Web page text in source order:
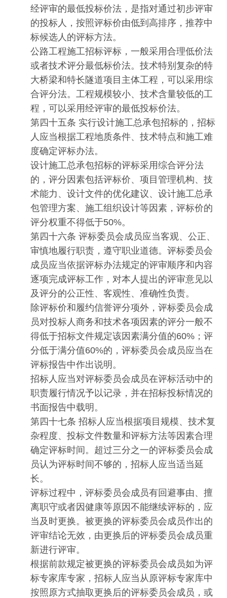
经评审的最低投标价法，是指对通过初步评审
的投标人，按照评标价由低到高排序，推荐中
标候选人的评标方法。
公路工程施工招标评标，一般采用合理低价法
或者技术评分最低标价法。技术特别复杂的特
大桥梁和特长隧道项目主体工程，可以采用综
合评分法。工程规模较小、技术含量较低的工
程，可以采用经评审的最低投标价法。
第四十五条 实行设计施工总承包招标的，招标
人应当根据工程地质条件、技术特点和施工难
度确定评标办法。
设计施工总承包招标的评标采用综合评分法
的，评分因素包括评标价、项目管理机构、技
术能力、设计文件的优化建议、设计施工总承
包管理方案、施工组织设计等因素，评标价的
评分权重不得低于50%。
第四十六条 评标委员会成员应当客观、公正、
审慎地履行职责，遵守职业道德。评标委员会
成员应当依据评标办法规定的评审顺序和内容
逐项完成评标工作，对本人提出的评审意见以
及评分的公正性、客观性、准确性负责。
除评标价和履约信誉评分项外，评标委员会成
员对投标人商务和技术各项因素的评分一般不
得低于招标文件规定该因素满分值的60%；评
分低于满分值60%的，评标委员会成员应当在
评标报告中作出说明。
招标人应当对评标委员会成员在评标活动中的
职责履行情况予以记录，并在招标投标情况的
书面报告中载明。
第四十七条 招标人应当根据项目规模、技术复
杂程度、投标文件数量和评标方法等因素合理
确定评标时间。超过三分之一的评标委员会成
员认为评标时间不够的，招标人应当适当延
长。
评标过程中，评标委员会成员有回避事由、擅
离职守或者因健康等原因不能继续评标的，应
当及时更换。被更换的评标委员会成员作出的
评审结论无效，由更换后的评标委员会成员重
新进行评审。
根据前款规定被更换的评标委员会成员如为评
标专家库专家，招标人应当从原评标专家库中
按照原方式抽取更换后的评标委员会成员，或